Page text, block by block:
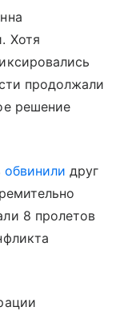
Хотя
продолжали
решение
обвинили друг
8 пролетов